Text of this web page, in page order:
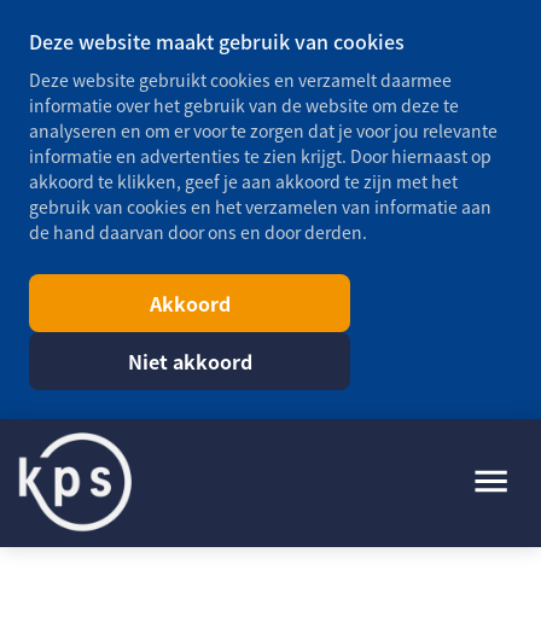
Deze website maakt gebruik van cookies
Deze website gebruikt cookies en verzamelt daarmee
informatie over het gebruik van de website om deze te
analyseren en om er voor te zorgen dat je voor jou relevante
informatie en advertenties te zien krijgt. Door hiernaast op
akkoord te klikken, geef je aan akkoord te zijn met het
gebruik van cookies en het verzamelen van informatie aan
de hand daarvan door ons en door derden.
Akkoord
Niet akkoord